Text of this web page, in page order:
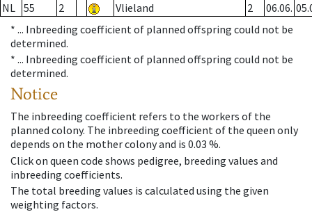
NL 55 2 Vlieland 2 06.06.
* ... Inbreeding coefficient of planned offspring could not be
determined.
* ... Inbreeding coefficient of planned offspring could not be
determined.
Notice
The inbreeding coefficient refers to the workers of the
planned colony. The inbreeding coefficient of the queen only
depends on the mother colony and is 0.03 %.
Click on queen code shows pedigree, breeding values and
inbreeding coefficients.
The total breeding values is calculated using the given
weighting factors.